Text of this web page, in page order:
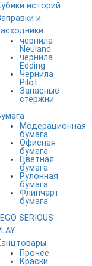
историй
и
чернила
Neuland
чернила
Edding
Чернила
Pilot
Запасные
стержни
Модерационная
бумага
Офисная
бумага
Цветная
бумага
Рулонная
бумага
Флипчарт
бумага
SERIOUS
Прочее
Краски